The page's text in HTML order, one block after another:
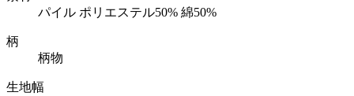
パイル ポリエステル50% 綿50%
柄
柄物
生地幅